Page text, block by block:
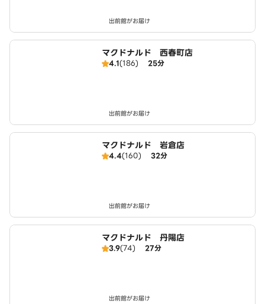
出前館がお届け
マクドナルド 西春町店
4.1(186) 25分
出前館がお届け
マクドナルド 岩倉店
4.4(160) 32分
出前館がお届け
マクドナルド 丹陽店
3.9(74) 27分
出前館がお届け